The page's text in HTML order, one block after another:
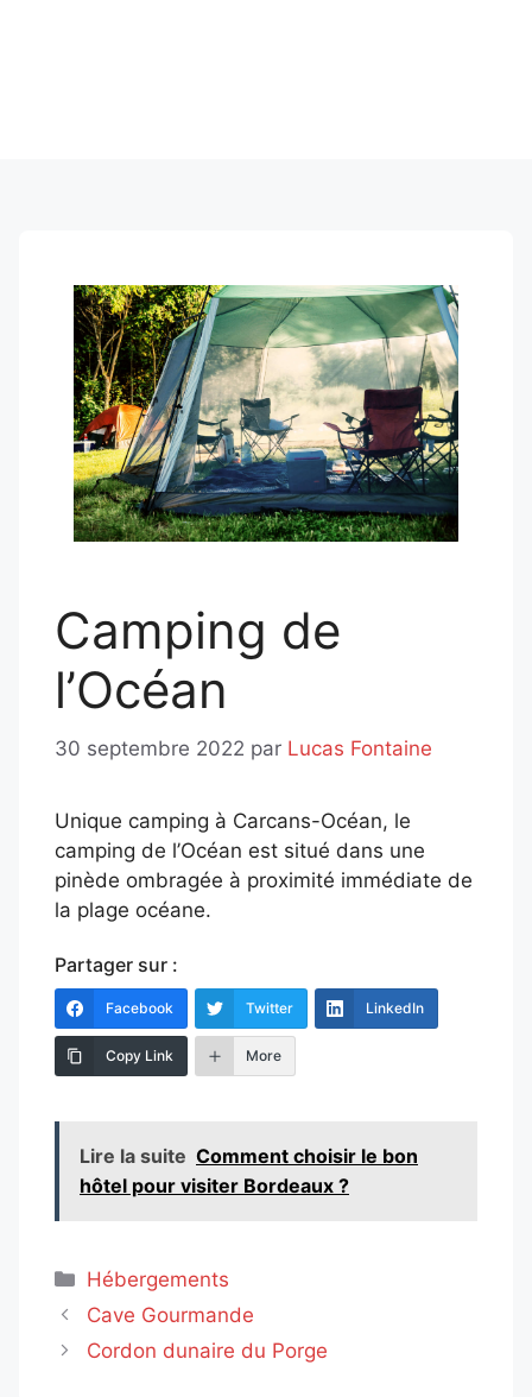
Camping de
l’Océan
30 septembre 2022 par Lucas Fontaine
Unique camping à Carcans-Océan, le
camping de l’Océan est situé dans une
pinède ombragée à proximité immédiate de
la plage océane.
Partager sur :
Facebook Twitter LinkedIn
Copy Link More
Lire la suite Comment choisir le bon
hôtel pour visiter Bordeaux ?
Catégories
Hébergements
Cave Gourmande
Cordon dunaire du Porge